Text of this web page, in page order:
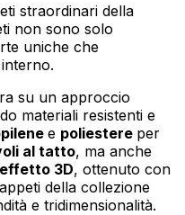
straordinari della
non sono solo
uniche che
su un approccio
materiali resistenti e
e poliestere per
al tatto, ma anche
3D, ottenuto con
della collezione
e tridimensionalità.